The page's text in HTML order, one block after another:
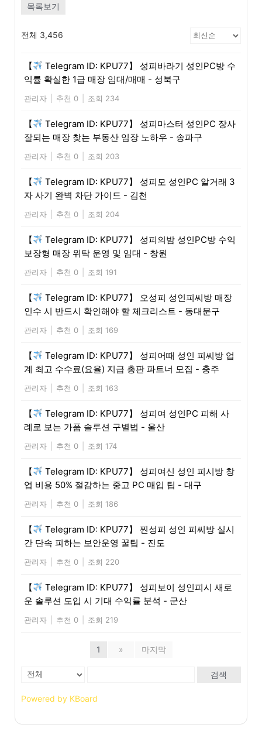
목록보기
전체 3,456
【
Telegram ID: KPU77】 성피바라기 성인PC방 수
익률 확실한 1급 매장 임대/매매 - 성북구
관리자 추천 0 조회 234
【
Telegram ID: KPU77】 성피마스터 성인PC 장사
잘되는 매장 찾는 부동산 임장 노하우 - 송파구
관리자 추천 0 조회 203
【
Telegram ID: KPU77】 성피모 성인PC 알거래 3
자 사기 완벽 차단 가이드 - 김천
관리자 추천 0 조회 204
【
Telegram ID: KPU77】 성피의밤 성인PC방 수익
보장형 매장 위탁 운영 및 임대 - 창원
관리자 추천 0 조회 191
【
Telegram ID: KPU77】 오성피 성인피씨방 매장
인수 시 반드시 확인해야 할 체크리스트 - 동대문구
관리자 추천 0 조회 169
【
Telegram ID: KPU77】 성피어때 성인 피씨방 업
계 최고 수수료(요율) 지급 총판 파트너 모집 - 충주
관리자 추천 0 조회 163
【
Telegram ID: KPU77】 성피여 성인PC 피해 사
례로 보는 가품 솔루션 구별법 - 울산
관리자 추천 0 조회 174
【
Telegram ID: KPU77】 성피여신 성인 피시방 창
업 비용 50% 절감하는 중고 PC 매입 팁 - 대구
관리자 추천 0 조회 186
【
Telegram ID: KPU77】 찐성피 성인 피씨방 실시
간 단속 피하는 보안운영 꿀팁 - 진도
관리자 추천 0 조회 220
【
Telegram ID: KPU77】 성피보이 성인피시 새로
운 솔루션 도입 시 기대 수익률 분석 - 군산
관리자 추천 0 조회 219
1 » 마지막
검색
Powered by KBoard